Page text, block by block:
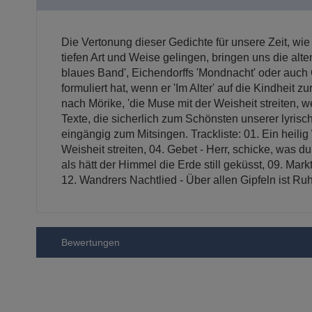
Die Vertonung dieser Gedichte für unsere Zeit,
tiefen Art und Weise gelingen, bringen uns die
blaues Band', Eichendorffs 'Mondnacht' oder
formuliert hat, wenn er 'Im Alter' auf die Kindheit
nach Mörike, 'die Muse mit der Weisheit streiten,
Texte, die sicherlich zum Schönsten unserer
eingängig zum Mitsingen. Trackliste: 01. Ein
Weisheit streiten, 04. Gebet - Herr, schicke, was
als hätt der Himmel die Erde still geküsst, 09.
12. Wandrers Nachtlied - Über allen Gipfeln ist Ruh
Bewertungen